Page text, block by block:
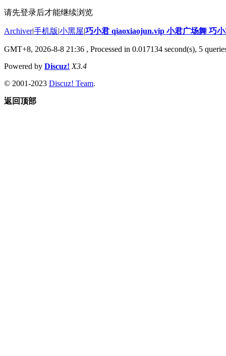
请先登录后才能继续浏览
Archiver|手机版|小黑屋|巧小君 qiaoxiaojun.vip 小君广场舞 巧
GMT+8, 2026-8-8 21:36 , Processed in 0.017134 second(s), 5
Powered by Discuz! X3.4
© 2001-2023 Discuz! Team.
返回顶部